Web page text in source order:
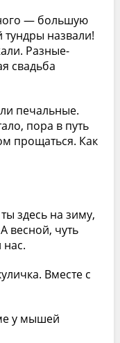
— большую
тундры назвали!
Разные-
свадьба
печальные.
пора в путь
прощаться. Как
здесь на зиму,
весной, чуть
Вместе с
у мышей